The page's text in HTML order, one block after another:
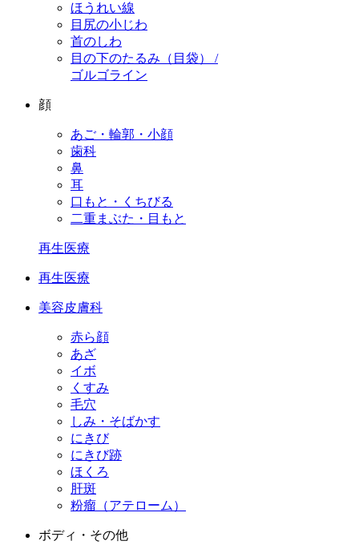
ほうれい線
目尻の小じわ
首のしわ
目の下のたるみ（目袋） /
ゴルゴライン
顔
あご・輪郭・小顔
歯科
鼻
耳
口もと・くちびる
二重まぶた・目もと
再生医療
再生医療
美容皮膚科
赤ら顔
あざ
イボ
くすみ
毛穴
しみ・そばかす
にきび
にきび跡
ほくろ
肝斑
粉瘤（アテローム）
ボディ・その他